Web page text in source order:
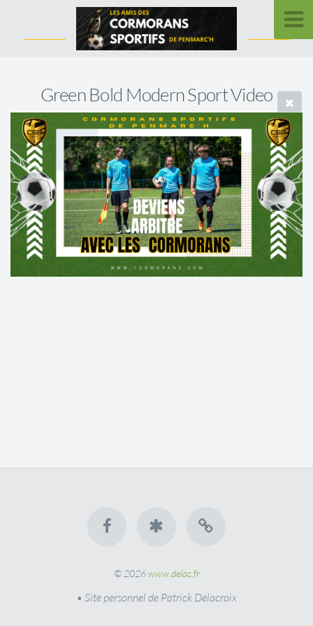
Green Bold Modern Sport Video
© 2026www.delac.fr
• Site personnel de Patrick Delacroix